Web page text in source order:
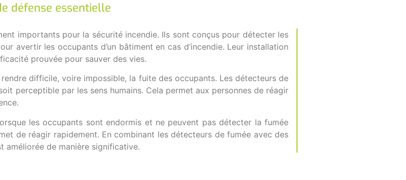
défense essentielle
importants pour la sécurité incendie. Ils sont conçus pour détecter les
avertir les occupants d’un bâtiment en cas d’incendie. Leur installation
prouvée pour sauver des vies.
difficile, voire impossible, la fuite des occupants. Les détecteurs de
perceptible par les sens humains. Cela permet aux personnes de réagir
les occupants sont endormis et ne peuvent pas détecter la fumée
de réagir rapidement. En combinant les détecteurs de fumée avec des
améliorée de manière significative.